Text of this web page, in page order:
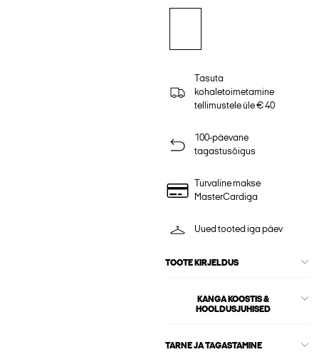
Tasuta
kohaletoimetamine
tellimustele üle € 40
100-päevane
tagastusõigus
Turvaline makse
MasterCardiga
Uued tooted iga päev
TOOTE KIRJELDUS
KANGA KOOSTIS &
HOOLDUSJUHISED
TARNE JA TAGASTAMINE